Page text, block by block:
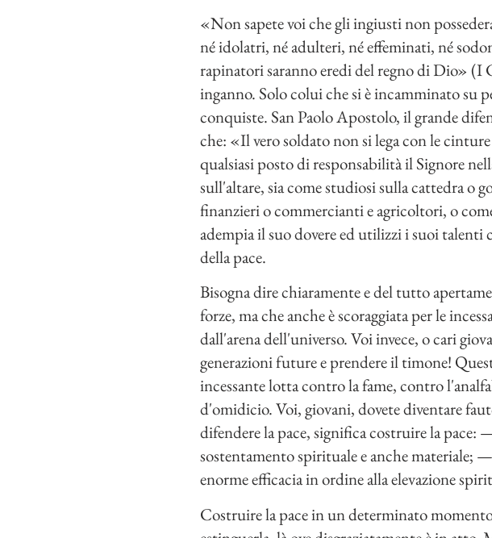
«Non sapete voi che gli ingiusti non
né idolatri, né adulteri, né effeminati, né
rapinatori saranno eredi del regno di Dio» (I
inganno. Solo colui che si è incamminato su
conquiste. San Paolo Apostolo, il grande
che: «Il vero soldato non si lega con le
qualsiasi posto di responsabilità il Signore
sull'altare, sia come studiosi sulla cattedra o
finanzieri o commercianti e agricoltori, o
adempia il suo dovere ed utilizzi i suoi
della pace.
Bisogna dire chiaramente e del tutto
forze, ma che anche è scoraggiata per le
dall'arena dell'universo. Voi invece, o cari
generazioni future e prendere il timone!
incessante lotta contro la fame, contro
d'omidicio. Voi, giovani, dovete diventare
difendere la pace, significa costruire la
sostentamento spirituale e anche materiale;
enorme efficacia in ordine alla elevazione
Costruire la pace in un determinato